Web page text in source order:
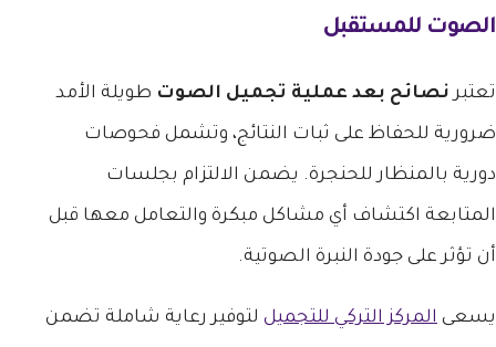
الصوت للمستقبل
تعتبر نصائح بعد عملية تجميل الصوت طويلة الأمد
ضرورية للحفاظ على ثبات النتائج، وتشمل فحوصات
دورية بالمنظار للحنجرة. يضمن الالتزام بجلسات
المتابعة اكتشاف أي مشاكل مبكرة والتعامل معها قبل
أن تؤثر على جودة النبرة الصوتية.
يسعى المركز التركي للتجميل لتوفير رعاية شاملة تضمن